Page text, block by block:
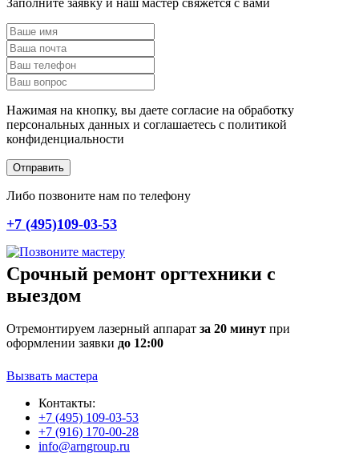
Заполните заявку и наш мастер свяжется с вами
Нажимая на кнопку, вы даете согласие на обработку
персональных данных и соглашаетесь c политикой
конфиденциальности
Отправить
Либо позвоните нам по телефону
+7 (495)109-03-53
Срочный ремонт оргтехники с
выездом
Отремонтируем лазерный аппарат за 20 минут при
оформлении заявки до 12:00
Вызвать мастера
Контакты:
+7 (495) 109-03-53
+7 (916) 170-00-28
info@arngroup.ru